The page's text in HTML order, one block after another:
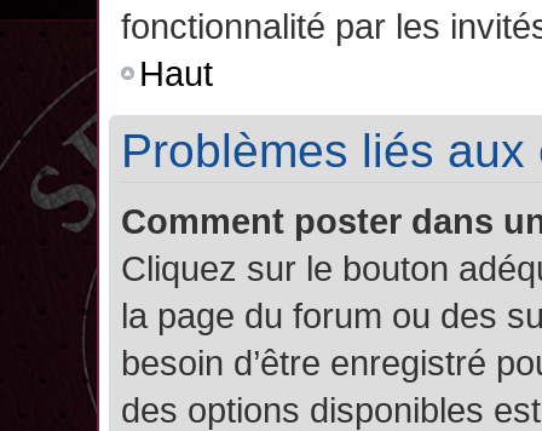
fonctionnalité par les
Haut
Problèmes liés
Comment poster dans
Cliquez sur le bouton
la page du forum ou des
besoin d’être enregistré
des options disponibles